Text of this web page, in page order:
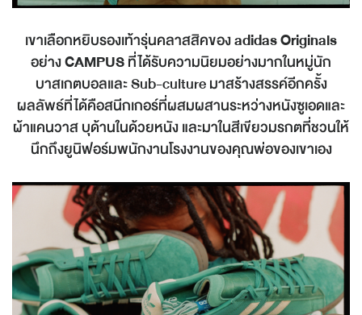
เขาเลือกหยิบรองเท้ารุ่นคลาสสิคของadidas Originals
อย่างCAMPUSที่ได้รับความนิยมอย่างมากในหมู่นัก
บาสเกตบอลและ Sub-culture มาสร้างสรรค์อีกครั้ง
ผลลัพธ์ที่ได้คือสนีกเกอร์ที่ผสมผสานระหว่างหนังซูเอดและ
ผ้าแคนวาส บุด้านในด้วยหนัง และมาในสีเขียวมรกตที่ชวนให้
นึกถึงยูนิฟอร์มพนักงานโรงงานของคุณพ่อของเขาเอง